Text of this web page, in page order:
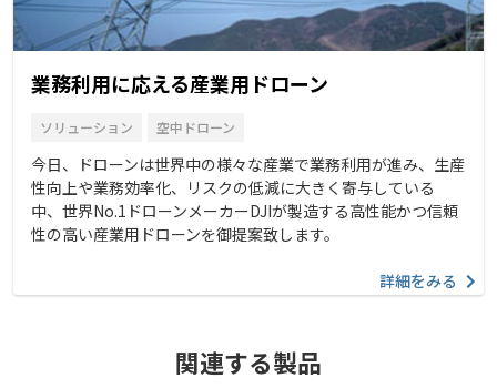
業務利用に応える産業用ドローン
ソリューション 空中ドローン
今日、ドローンは世界中の様々な産業で業務利用が進み、生産
性向上や業務効率化、リスクの低減に大きく寄与している
中、世界No.1ドローンメーカーDJIが製造する高性能かつ信頼
性の高い産業用ドローンを御提案致します。
詳細をみる
関連する製品